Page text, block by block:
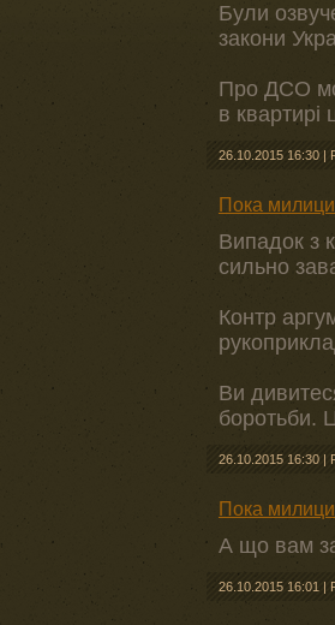
Були
закони
Про ДСО
в
26.10.2015 16:30 |
Пока
Випадок з
сильно
Контр
Ви
боротьби.
26.10.2015 16:30 |
Пока
А що вам
26.10.2015 16:01 |